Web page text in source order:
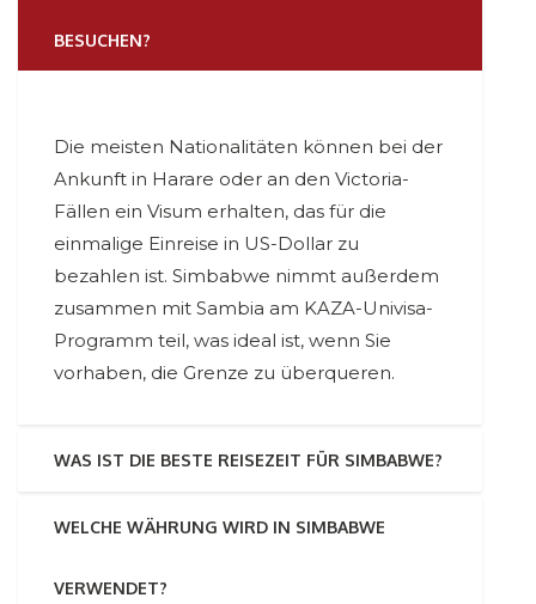
BESUCHEN?
Die meisten Nationalitäten können bei der
Ankunft in Harare oder an den Victoria-
Fällen ein Visum erhalten, das für die
einmalige Einreise in US-Dollar zu
bezahlen ist. Simbabwe nimmt außerdem
zusammen mit Sambia am KAZA-Univisa-
Programm teil, was ideal ist, wenn Sie
vorhaben, die Grenze zu überqueren.
WAS IST DIE BESTE REISEZEIT FÜR SIMBABWE?
WELCHE WÄHRUNG WIRD IN SIMBABWE
VERWENDET?